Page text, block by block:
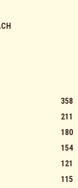
358
211
180
154
121
115